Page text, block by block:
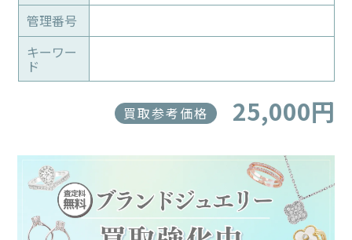
管理番号
キーワー
ド
買取参考価格 25,000円